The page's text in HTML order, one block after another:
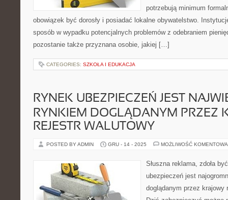
potrzebują minimum
obowiązek być dorosły i posiadać lokalne obywatelstwo.
sposób w wypadku potencjalnych problemów z odebraniem
pozostanie także przyznana osobie, jakiej […]
CATEGORIES: SZKOŁA I EDUKACJA
RYNEK UBEZPIECZEŃ JEST
RYNKIEM DOGLĄDANYM PRZEZ
REJESTR WALUTOWY
POSTED BY ADMIN GRU - 14 - 2025 MOŻLIWOŚĆ
Słuszna reklama, zdoła
ubezpieczeń jest
doglądanym przez